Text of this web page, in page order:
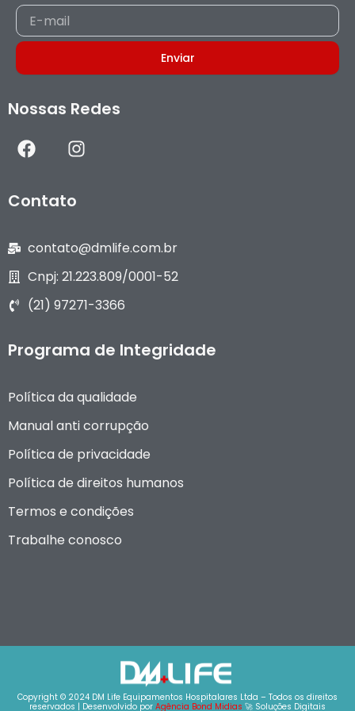
Contato
contato@dmlife.com.br
Cnpj: 21.223.809/0001-52
(21) 97271-3366
Programa de Integridade
Política da qualidade
Manual anti corrupção
Política de privacidade
Política de direitos humanos
Termos e condições
Trabalhe conosco
E-
mail
Enviar
Nossas Redes
F
a
e
b
o
I
n
t
a
r
a
m
Copyright © 2024 DM Life Equipamentos Hospitalares Ltda – Todos os direitos
reservados | Desenvolvido por Agência Bond Midias 🚀 Soluções Digitais